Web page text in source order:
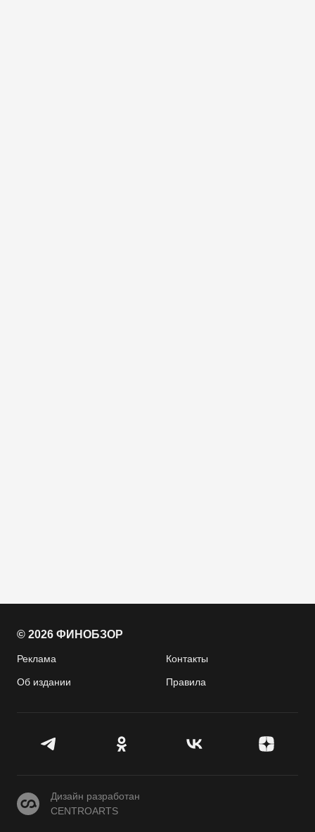
© 2026 ФИНОБЗОР
Реклама Контакты
Об издании Правила
CENTROARTS